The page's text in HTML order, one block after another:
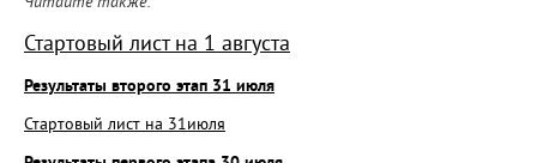
Стартовый лист на 1 августа
Результаты второго этап 31 июля
Стартовый лист на 31июля